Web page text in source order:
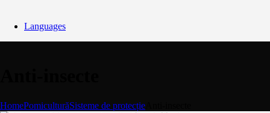
Languages
HomePomiculturăSisteme de protecție